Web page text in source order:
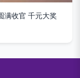
满收官 千元大奖